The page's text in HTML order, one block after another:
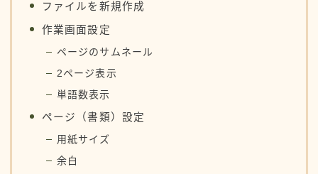
ファイルを新規作成
作業画面設定
ページのサムネール
2ページ表示
単語数表示
ページ（書類）設定
用紙サイズ
余白